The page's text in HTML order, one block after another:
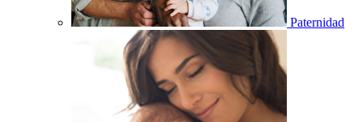
Paternidad